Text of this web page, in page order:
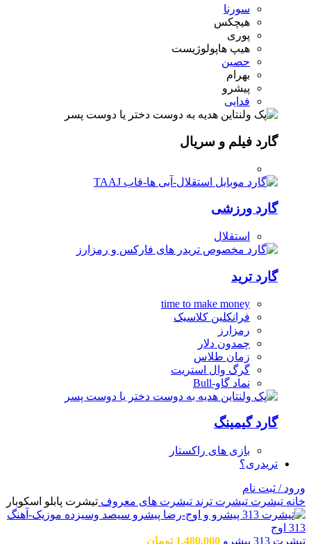
سورنا
هیچکس
پوری
هیپ هاپولوژیست
حصین
بهرام
پیشرو
فدایی
گارد فیلم و سریال
گارد ورزشی
استقلال
گارد ترید
time to make money
فرانکلین کلاسیک
رمزارز
چمدون دلار
زمان طلاس
گرگ وال استریت
نماد گاو-Bull
گارد گیمینگ
بازی های راکستار
تریدری؟
ورود / ثبت نام
خانه تیشرت تیشرت ترند تیشرت های معروف تیشرت پابلو اسکوبار
تیشرت 313 پیشرو 1,480,000 تومان